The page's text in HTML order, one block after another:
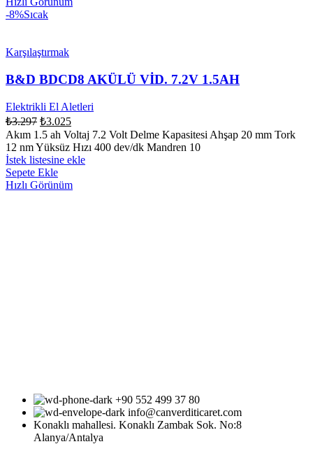
-8%Sıcak
Karşılaştırmak
B&D BDCD8 AKÜLÜ VİD. 7.2V 1.5AH
Elektrikli El Aletleri
₺3.297 ₺3.025
Akım 1.5 ah Voltaj 7.2 Volt Delme Kapasitesi Ahşap 20 mm Tork
12 nm Yüksüz Hızı 400 dev/dk Mandren 10
İstek listesine ekle
Sepete Ekle
Hızlı Görünüm
+90 552 499 37 80
info@canverditicaret.com
Konaklı mahallesi. Konaklı Zambak Sok. No:8
Alanya/Antalya